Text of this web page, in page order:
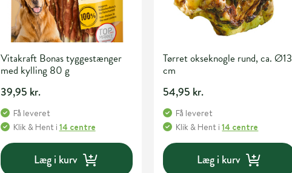
Vitakraft Bonas tyggestænger
med kylling 80 g
39,95 kr.
Få leveret
Klik & Hent i 14 centre
Læg i kurv
Tørret okseknogle rund, ca. Ø13
cm
54,95 kr.
Få leveret
Klik & Hent i14 centre
Læg i kurv